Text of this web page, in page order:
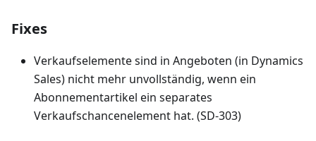
Fixes
Verkaufselemente sind in Angeboten (in Dynamics
Sales) nicht mehr unvollständig, wenn ein
Abonnementartikel ein separates
Verkaufschancenelement hat. (SD-303)